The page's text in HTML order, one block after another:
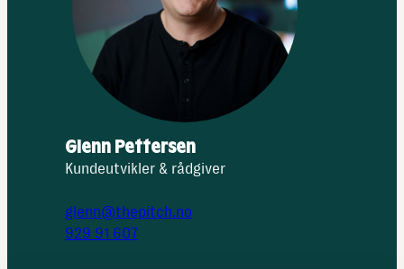
Glenn Pettersen
Kundeutvikler & rådgiver
glenn@thepitch.no
929 91 607